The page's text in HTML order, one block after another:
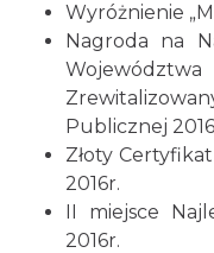
Wyróżnienie
Nagroda na
Publicznej
Złoty
2016r.
II miejsce
2016r.